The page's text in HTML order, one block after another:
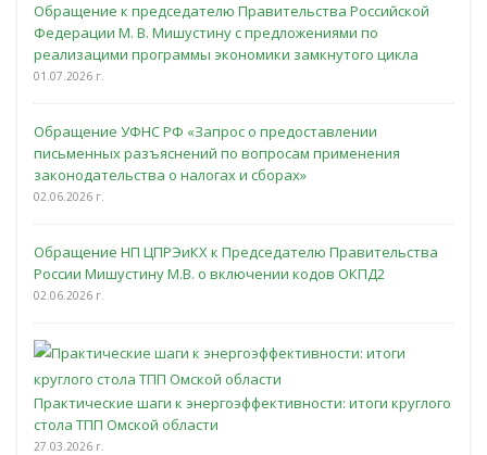
Обращение к председателю Правительства Российской
Федерации М. В. Мишустину с предложениями по
реализацими программы экономики замкнутого цикла
01.07.2026 г.
Обращение УФНС РФ «Запрос о предоставлении
письменных разъяснений по вопросам применения
законодательства о налогах и сборах»
02.06.2026 г.
Обращение НП ЦПРЭиКХ к Председателю Правительства
России Мишустину М.В. о включении кодов ОКПД2
02.06.2026 г.
Практические шаги к энергоэффективности: итоги круглого
стола ТПП Омской области
27.03.2026 г.